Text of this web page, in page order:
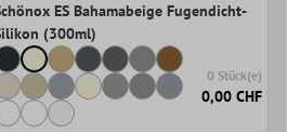
ES Bahamabeige Fugendicht-
(300ml)
0 Stück(e)
0,00 CHF